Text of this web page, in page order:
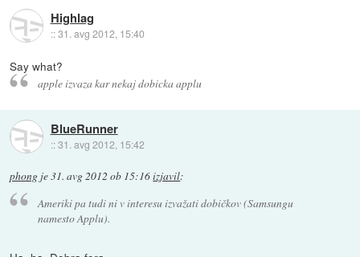
Highlag
::31. avg 2012, 15:40
Say what?
apple izvaza kar nekaj dobicka applu
BlueRunner
::31. avg 2012, 15:42
phong je31. avg 2012 ob 15:16izjavil:
Ameriki pa tudi ni v interesu izvažati dobičkov (Samsungu
namesto Applu).